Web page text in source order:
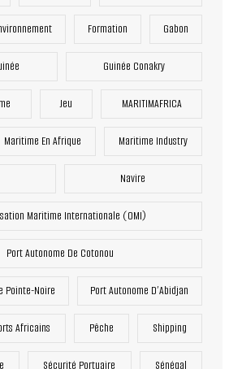
Formation Gabon
Guinée Conakry
Jeu MARITIMAFRICA
Maritime En Afrique Maritime Industry
Navire
Maritime Internationale (OMI)
Port Autonome De Cotonou
Pointe-Noire Port Autonome D’Abidjan
Africains Pêche Shipping
Sécurité Portuaire Sénégal